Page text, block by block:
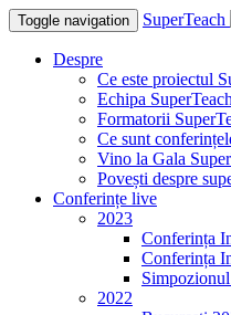
Toggle navigation SuperTeach
Despre
Ce este proiectul
Echipa SuperTeach
Formatorii
Ce sunt
Vino la Gala
Povești despre
Conferințe live
2023
Conferința
Conferința
2022